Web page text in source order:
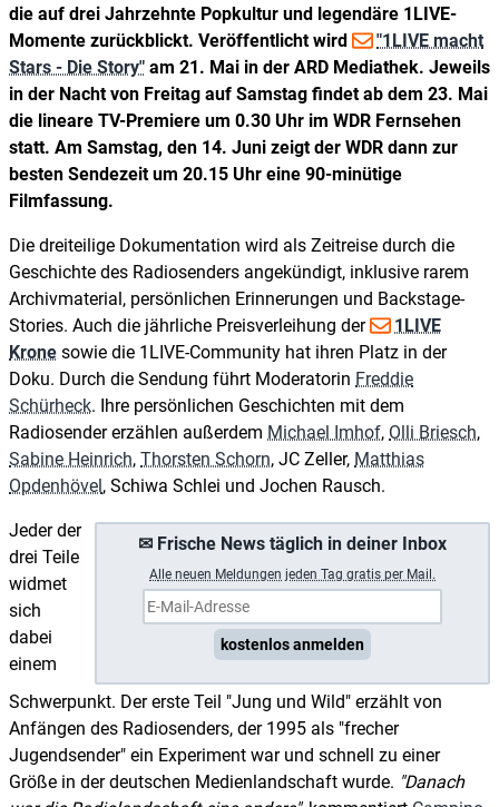
die auf drei Jahrzehnte Popkultur und legendäre 1LIVE-
Momente zurückblickt. Veröffentlicht wird
"1LIVE macht
Stars - Die Story" am 21. Mai in der ARD Mediathek. Jeweils
in der Nacht von Freitag auf Samstag findet ab dem 23. Mai
die lineare TV-Premiere um 0.30 Uhr im WDR Fernsehen
statt. Am Samstag, den 14. Juni zeigt der WDR dann zur
besten Sendezeit um 20.15 Uhr eine 90-minütige
Filmfassung.
Die dreiteilige Dokumentation wird als Zeitreise durch die
Geschichte des Radiosenders angekündigt, inklusive rarem
Archivmaterial, persönlichen Erinnerungen und Backstage-
Stories. Auch die jährliche Preisverleihung der
1LIVE
Krone sowie die 1LIVE-Community hat ihren Platz in der
Doku. Durch die Sendung führt Moderatorin Freddie
Schürheck. Ihre persönlichen Geschichten mit dem
Radiosender erzählen außerdem Michael Imhof, Olli Briesch,
Sabine Heinrich, Thorsten Schorn, JC Zeller, Matthias
Opdenhövel, Schiwa Schlei und Jochen Rausch.
✉ Frische News täglich in deiner Inbox
Alle neuen Meldungen jeden Tag gratis per Mail.
kostenlos anmelden
Jeder der
drei Teile
widmet
sich
dabei
einem
Schwerpunkt. Der erste Teil "Jung und Wild" erzählt von
Anfängen des Radiosenders, der 1995 als "frecher
Jugendsender" ein Experiment war und schnell zu einer
Größe in der deutschen Medienlandschaft wurde. Danach